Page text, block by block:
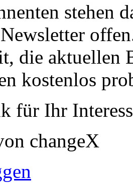
stehen
die aktuellen
kostenlos
für Ihr
changeX